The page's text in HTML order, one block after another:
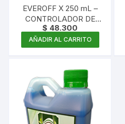
EVEROFF X 250 mL –
CONTROLADOR DE
MALEZAS
CONCENTRADO
$ 48.300
AÑADIR AL CARRITO